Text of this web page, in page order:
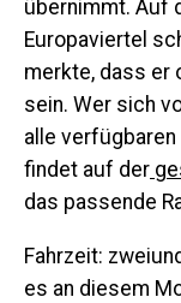
übernimmt. Auf
Europaviertel
merkte, dass er
sein. Wer sich
alle
findet auf der
das passende
Fahrzeit:
es an diesem